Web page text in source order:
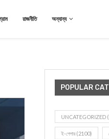
রাজনীতি অন্যান্য
POPULAR
UNCATEGORIZED
ই-পেপার (2100)